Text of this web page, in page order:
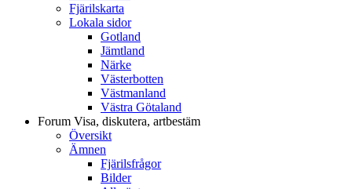
Fjärilskarta
Lokala sidor
Gotland
Jämtland
Närke
Västerbotten
Västmanland
Västra Götaland
Forum Visa, diskutera, artbestäm
Översikt
Ämnen
Fjärilsfrågor
Bilder